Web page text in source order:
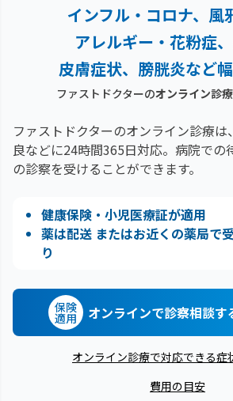
インフル・コロナ、風
アレルギー・花粉症、
皮膚症状、膀胱炎など
ファストドクターのオンライン診療
ファストドクターのオンライン診療
良などに24時間365日対応。 病院での
の診察を受けることができます。
健康保険・小児医療証が適用
薬は配送 またはお近くの薬局で
り
保険
適用 オンラインで診察相談す
オンライン診療で対応できる症
費用の目安